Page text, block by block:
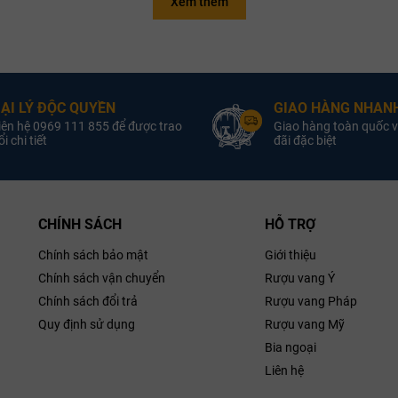
thổ nhưỡng đặc biệt đã giúp tạo nên sự thanh lịch, đặc sắc và đậm
của những loại trái chín đỏ như anh đào, mâm xôi, thảo mộc khô,
vị tốt. Cấu trúc tanin tinh xảo nhưng vẫn mượt mà, bao bọc
cùng là hương vị khoáng của đá lửa, đất cháy và bút chì, đem đến
Nồng Độ:
Xuất:
Dauzac
Nho:
Dauzac
Nhà Sản Xuất:
Château
Giống Nho:
Franc
Nồng Độ:
14.0% ABV
LÝ ĐỘC QUYỀN
hệ 0969 111 855 để được trao
chi tiết
GIAO HÀNG
Giao hàng toàn quốc
đãi đặc biệt
CHÍNH SÁCH
Chính sách bảo mật
Chính sách vận chuyển
Chính sách đổi trả
Quy định sử dụng
HỖ TRỢ
Giới thiệu
Rượu vang Ý
Rượu vang Pháp
Rượu vang Mỹ
Bia ngoại
Liên hệ